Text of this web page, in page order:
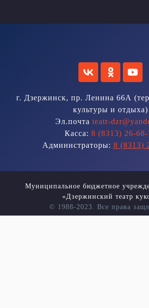
г. Дзержинск, пр. Ленина 66А
культуры и отдыха)
Эл.почта teatr-
Касса: 8 (8313) 26-68-
Администраторы: 8 (8313)
Муниципальное бюджетное
«Дзержинский театр
© 1988-2023. Все права